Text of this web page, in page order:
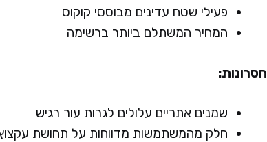
פעילי שטח עדינים מבוססי קוקוס
המחיר המשתלם ביותר ברשימה
חסרונות:
שמנים אתריים עלולים לגרות עור רגיש
חלק מהמשתמשות מדווחות על תחושת